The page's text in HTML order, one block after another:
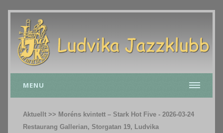
MENU
Aktuellt >> Moréns kvintett – Stark Hot Five - 2026-03-24
Restaurang Gallerian, Storgatan 19, Ludvika